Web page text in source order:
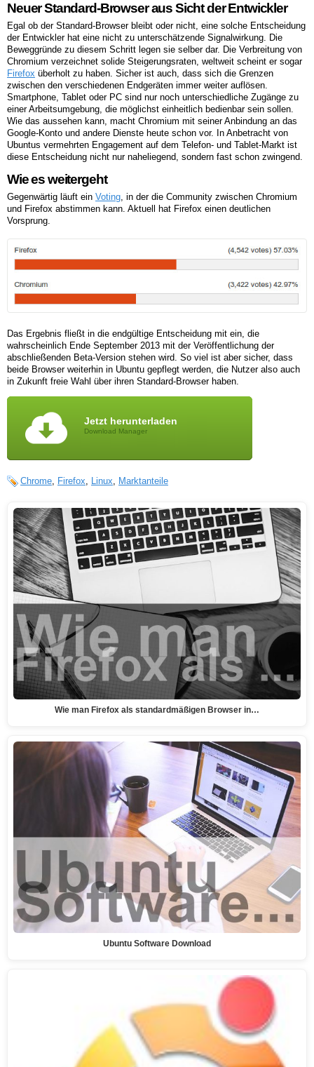
Neuer Standard-Browser aus Sicht der Entwickler
Egal ob der Standard-Browser bleibt oder nicht, eine solche Entscheidung
der Entwickler hat eine nicht zu unterschätzende Signalwirkung. Die
Beweggründe zu diesem Schritt legen sie selber dar. Die Verbreitung von
Chromium verzeichnet solide Steigerungsraten, weltweit scheint er sogar
Firefox überholt zu haben. Sicher ist auch, dass sich die Grenzen
zwischen den verschiedenen Endgeräten immer weiter auflösen.
Smartphone, Tablet oder PC sind nur noch unterschiedliche Zugänge zu
einer Arbeitsumgebung, die möglichst einheitlich bedienbar sein sollen.
Wie das aussehen kann, macht Chromium mit seiner Anbindung an das
Google-Konto und andere Dienste heute schon vor. In Anbetracht von
Ubuntus vermehrten Engagement auf dem Telefon- und Tablet-Markt ist
diese Entscheidung nicht nur naheliegend, sondern fast schon zwingend.
Wie es weitergeht
Gegenwärtig läuft ein Voting , in der die Community zwischen Chromium
und Firefox abstimmen kann. Aktuell hat Firefox einen deutlichen
Vorsprung.
Das Ergebnis fließt in die endgültige Entscheidung mit ein, die
wahrscheinlich Ende September 2013 mit der Veröffentlichung der
abschließenden Beta-Version stehen wird. So viel ist aber sicher, dass
beide Browser weiterhin in Ubuntu gepflegt werden, die Nutzer also auch
in Zukunft freie Wahl über ihren Standard-Browser haben.
Jetzt herunterladen
Download Manager
Chrome, Firefox, Linux, Marktanteile
Wie man Firefox als standardmäßigen Browser in…
Ubuntu Software Download